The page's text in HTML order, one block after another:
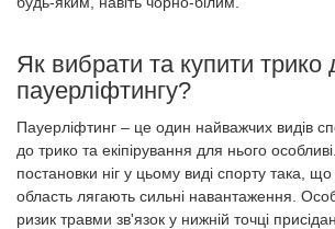
Як вибрати та купити трико
пауерліфтингу?
Пауерліфтинг – це один найважчих видів
до трико та екіпірування для нього
постановки ніг у цьому виді спорту така,
область лягають сильні навантаження.
ризик травми зв'язок у нижній точці